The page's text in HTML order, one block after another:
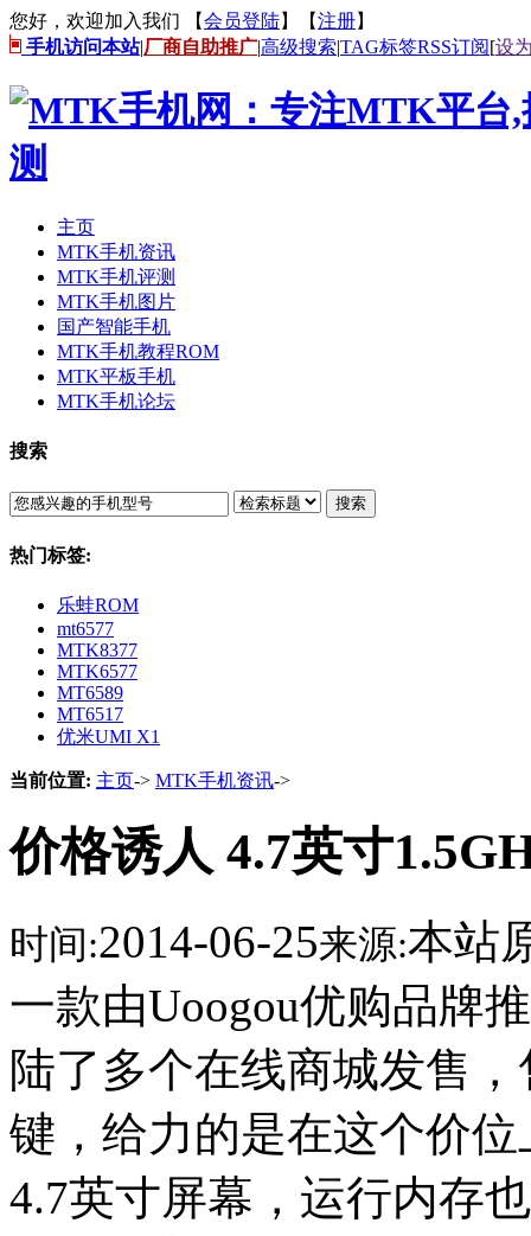
您好，欢迎加入我们 【会员登陆】【注册】
手机访问本站|厂商自助推广|高级搜索|TAG标签RSS订阅[设
主页
MTK手机资讯
MTK手机评测
MTK手机图片
国产智能手机
MTK手机教程ROM
MTK平板手机
MTK手机论坛
搜索
搜索
热门标签:
乐蛙ROM
mt6577
MTK8377
MTK6577
MT6589
MT6517
优米UMI X1
当前位置: 主页-> MTK手机资讯->
价格诱人 4.7英寸
时间:2014-06-25来源:本站
一款由Uoogou优购品牌
陆了多个在线商城发售
键，给力的是在这个价
4.7英寸屏幕，运行内存也